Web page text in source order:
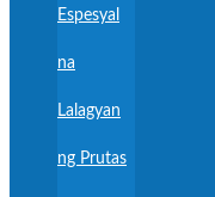
Espesyal
na
Lalagyan
ng Prutas